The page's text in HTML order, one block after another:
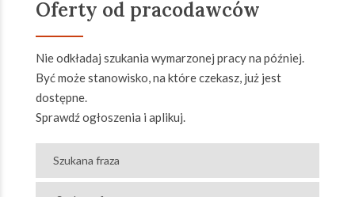
Oferty od pracodawców
Nie odkładaj szukania wymarzonej pracy na później.
Być może stanowisko, na które czekasz, już jest
dostępne.
Sprawdź ogłoszenia i aplikuj.